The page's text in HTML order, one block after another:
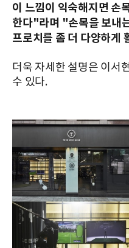
이 느낌이 익숙해지면 손
한다"라며 "손목을 보내
프로치를 좀 더 다양하게
더욱 자세한 설명은 이서
수 있다.